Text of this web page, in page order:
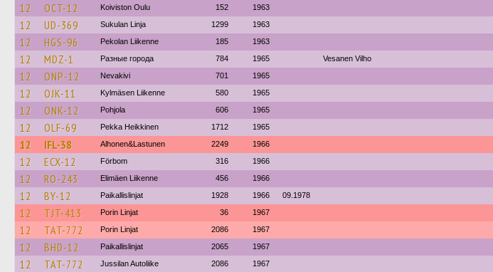
12 OCT-12 Koiviston Oulu 152 1963
12 UD-369 Sukulan Linja 1299 1963
12 HGS-96 Pekolan Liikenne 185 1963
12 MDZ-1 Разные города 784 1965 Vesanen Vilho
12 ONP-12 Nevakivi 701 1965
12 OJK-11 Kylmäsen Liikenne 580 1965
12 ONK-12 Pohjola 606 1965
12 OLF-69 Pekka Heikkinen 1712 1965
12 IFL-38 Alhonen&Lastunen 2249 1966
12 ECX-12 Förbom 316 1966
12 RO-243 Elimäen Liikenne 456 1966
12 BY-12 Paikallislinjat 1928 1966 09.1978
12 TJT-413 Porin Linjat 36 1967
12 TAT-772 Porin Linjat 2086 1967
12 BHD-12 Paikallislinjat 2065 1967
12 TAT-772 Jussilan Autoliike 2086 1967